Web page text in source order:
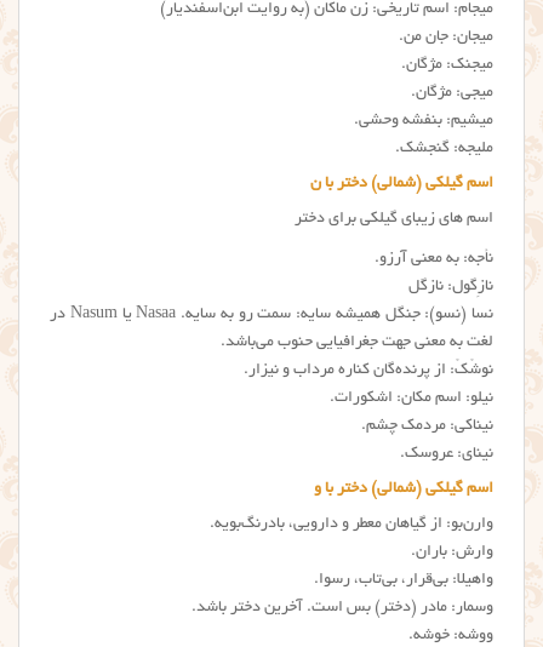
میجام: اسم تاریخی: زن ماکان (به روایت ابن‌اسفندیار)
میجان: جان من.
میجنک: مژگان.
میجی: مژگان.
میشیم: بنفشه وحشی.
ملیجه: گنجشک.
اسم گیلکی (شمالی) دختر با ن
اسم های زیبای گیلکی برای دختر
نأجه: به معنی آرزو.
نازِگول: نازگل
نسا (نسو): جنگل همیشه سایه: سمت رو به سایه. Nasaa یا Nasum در
لغت به معنی جهت جغرافیایی حنوب می‌باشد.
نوشْکْ: از پرنده‌گان کناره مرداب و نیزار.
نیلو: اسم مکان: اشکورات.
نیناکی: مردمک چشم.
نینای: عروسک.
اسم گیلکی (شمالی) دختر با و
وارن‌بو: از گیاهان معطر و دارویی، بادرنگ‌بویه.
وارش: باران.
واهیلا: بی‌قرار، بی‌تاب، رسوا.
وسمار: مادر (دختر) بس است. آخرین دختر باشد.
ووشه: خوشه.